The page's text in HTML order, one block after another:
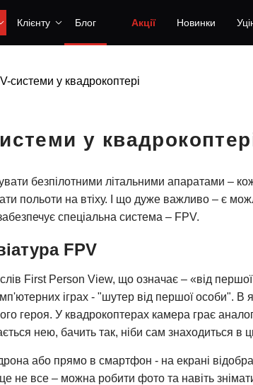
Клієнту Блог Акції Новинки
системи у квадрокоптері
у
безпілотними літальними апаратами –
польоти на втіху. І що дуже важливо – є
спеціальна система – FPV.
FPV
First Person View, що означає – «від
іграх - "шутер від першої особи". В
героя. У квадрокоптерах камера грає
нею, бачить так, ніби сам знаходиться в
або прямо в смартфон - на екрані
це не все – можна робити фото та навіть